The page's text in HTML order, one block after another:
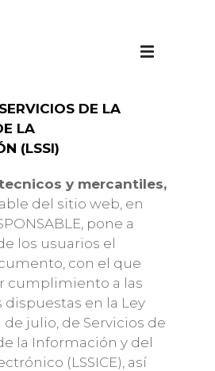
DE LA
LA
(LSSI)
y mercantiles,
del sitio web, en
pone a
los usuarios el
con el que
cumplimiento a las
en la Ley
de julio, de Servicios de
la Información y del
(LSSICE), así